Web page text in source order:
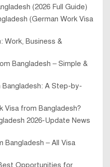
(2026 Full Guide)
(German Work Visa
Work, Business &
Bangladesh – Simple &
A Step-by-
Visa from Bangladesh?
2026-Update News
Bangladesh – All Visa
Opportunities for